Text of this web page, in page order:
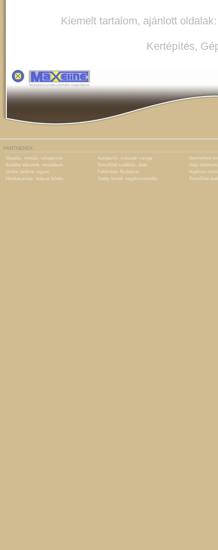
Kiemelt tartalom, ajánlott
Kertépítés,
PARTNEREK:
Vasalás, mosás, ruhajavítás Autójavító, műszaki vizsga
Gartnerkert
Buddha idézetek, mondások
Termőföld szállítás, árak
Gépi
Online játékok ingyen
Földmérés Budapest
Higiéniai
Hóeltakarítás, bobcat bérlés
Teddy festék nagykereskedés Termőföld